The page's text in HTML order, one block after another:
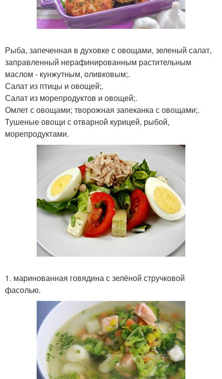
Рыба, запеченная в духовке с овощами, зеленый салат,
заправленный нерафинированным растительным
маслом - кунжутным, оливковым;.
Салат из птицы и овощей;.
Салат из морепродуктов и овощей;.
Омлет с овощами; творожная запеканка с овощами;.
Тушеные овощи с отварной курицей, рыбой,
морепродуктами.
1. маринованная говядина с зелёной стручковой
фасолью.